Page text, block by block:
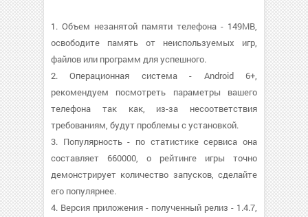
1. Объем незанятой памяти телефона - 149MB,
освободите память от неиспользуемых игр,
файлов или программ для успешного.
2. Операционная система - Android 6+,
рекомендуем посмотреть параметры вашего
телефона так как, из-за несоответствия
требованиям, будут проблемы с установкой.
3. Популярность - по статистике сервиса она
составляет 660000, о рейтинге игры точно
демонстрирует количество запусков, сделайте
его популярнее.
4. Версия приложения - полученный релиз - 1.4.7,